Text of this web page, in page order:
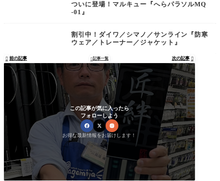
ついに登場！マルキュー『へらパラソルMQ
-01』
割引中！ダイワ／シマノ／サンライン『防寒
ウェア／トレーナー／ジャケット』
 前の記事 記事一覧 次の記事 
この記事が気に入ったら
フォローしよう
お得な最新情報をお届けします！